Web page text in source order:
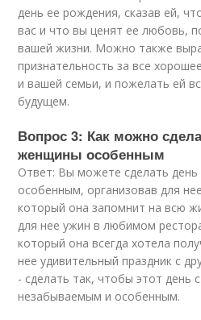
день ее рождения, сказав ей,
вас и что вы ценят ее любовь,
вашей жизни. Можно также
признательность за все
и вашей семьи, и пожелать ей
будущем.
Вопрос 3: Как можно
женщины особенным
Ответ: Вы можете сделать
особенным, организовав для
который она запомнит на всю
для нее ужин в любимом
который она всегда хотела
нее удивительный праздник с
- сделать так, чтобы этот день
незабываемым и особенным.